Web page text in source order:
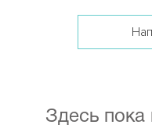
Здесь пока